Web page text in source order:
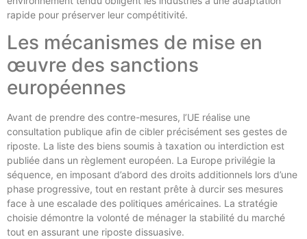
rapide pour préserver leur compétitivité.
Les mécanismes de mise en
œuvre des sanctions
européennes
Avant de prendre des contre-mesures, l’UE réalise une
consultation publique afin de cibler précisément ses gestes de
riposte. La liste des biens soumis à taxation ou interdiction est
publiée dans un règlement européen. La Europe privilégie la
séquence, en imposant d’abord des droits additionnels lors d’une
phase progressive, tout en restant prête à durcir ses mesures
face à une escalade des politiques américaines. La stratégie
choisie démontre la volonté de ménager la stabilité du marché
tout en assurant une riposte dissuasive.